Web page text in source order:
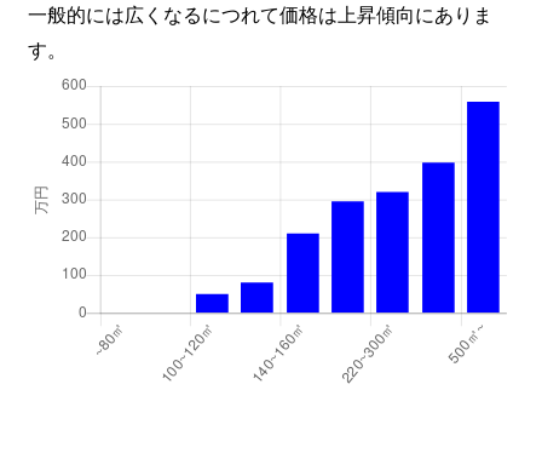
一般的には広くなるにつれて価格は上昇傾向にありま
す。